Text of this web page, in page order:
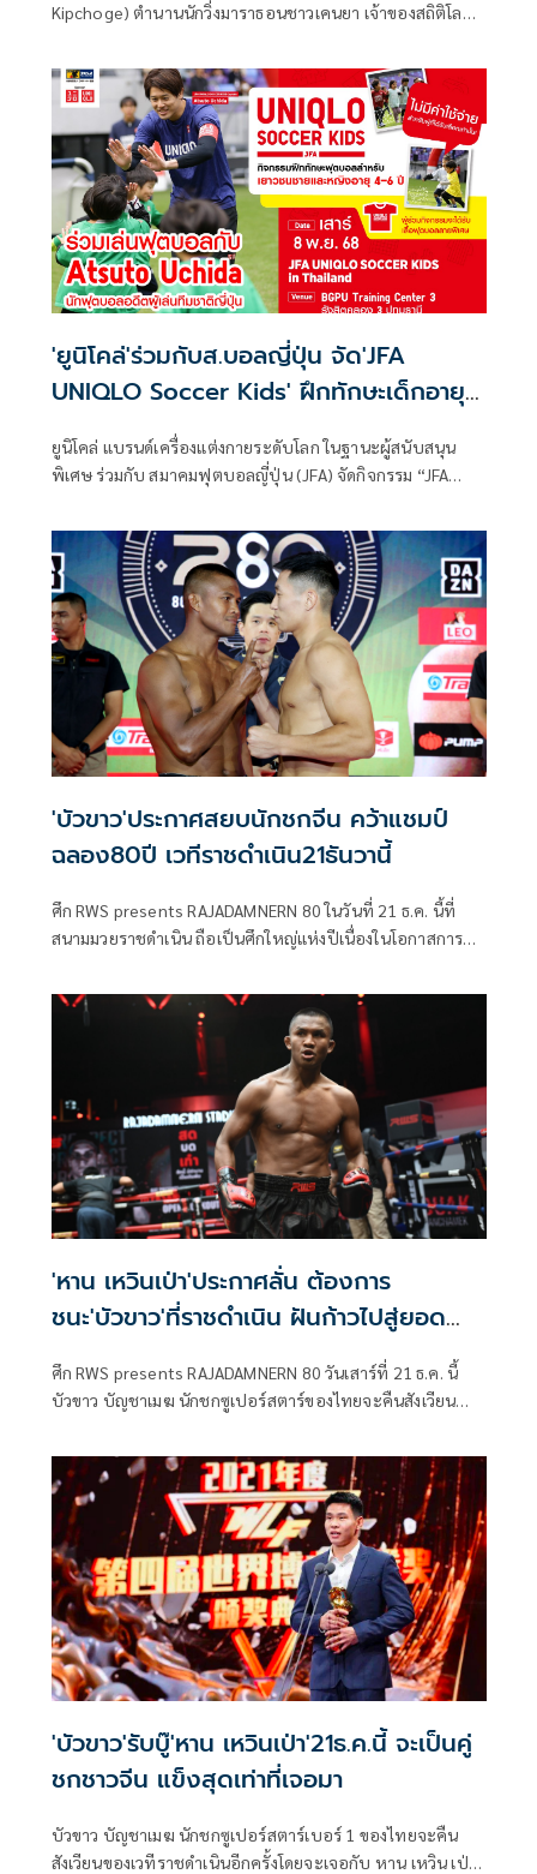
Kipchoge) ตำนานนักวิ่งมาราธอนชาวเคนยา เจ้าของสถิติโลก
มาราธอนในเมืองหลวง (World Capital Marathon Series)
ครั้งที่ ๘ ประจำปี ๒๕๖๘ รายการ “AMAZING THAILAND
MARATHON BANGKOK 2025 Presented by TOYOTA ชิงถ้วย
พระราชทานจากพระบาทสมเด็จพระเจ้าอยู่หัว และสมเด็จ
พระนางเจ้าฯ พระบรมราชินี Amazing Thailand Marathon
Bangkok 2025 โดยมี ร.อ.สมบัติ บัญชาเมฆ หรือ บัวขาว นัก
มวยระดับตำนานของไทย มาร่วมสร้างสีสัน
'ยูนิโคล่'ร่วมกับส.บอลญี่ปุ่น จัด'JFA
UNIQLO Soccer Kids' ฝึกทักษะเด็กอายุ
4-6ปีวันที่8พ.ย.นี้
ยูนิโคล่ แบรนด์เครื่องแต่งกายระดับโลก ในฐานะผู้สนับสนุน
พิเศษ ร่วมกับ สมาคมฟุตบอลญี่ปุ่น (JFA) จัดกิจกรรม “JFA
พฤศจิกายนนี้ โดยการจัดกิจกรรมครั้งนี้ถือเป็นครั้งที่ 5 ที่จัดขึ้น
นอกญี่ปุ่น ต่อจากสิงคโปร์ เยอรมนี เวียดนาม และฝรั่งเศส
'บัวขาว'ประกาศสยบนักชกจีน คว้าแชมป์
ฉลอง80ปี เวทีราชดำเนิน21ธันวานี้
ศึก RWS presents RAJADAMNERN 80 ในวันที่ 21 ธ.ค. นี้ที่
สนามมวยราชดำเนิน ถือเป็นศึกใหญ่แห่งปีเนื่องในโอกาสการ
จึงมีการรวบรวมเอานักชกระดับแนวหน้าของวงการมวยไทย
และต่างประเทศมาประจัญบานกันที่เวทีมวยราชดำเนินกัน
'หาน เหวินเป่า'ประกาศลั่น ต้องการ
ชนะ'บัวขาว'ที่ราชดำเนิน ฝันก้าวไปสู่ยอด
ศึก RWS presents RAJADAMNERN 80 วันเสาร์ที่ 21 ธ.ค. นี้
บัวขาว บัญชาเมฆ นักชกซูเปอร์สตาร์ของไทยจะคืนสังเวียน
ของจีน ซึ่งนักชกพันธุ์ดุจากแดนมังกรยอมรับว่า ก่อนหน้านี้
บัวขาว คือไอดอลของเขามาโดยตลอด ตั้งแต่สมัยที่เริ่มฝึกการ
ชกคิกบ็อกซิ่ง เพราะฉะนั้น ตนจึงรู้สึกดีใจเป็นอย่างมากที่จะได้
ชกกับนักชกที่เป็นฮีโร่ของตัวเอง ยอมรับว่ารู้สึกดีจริงๆที่จะได้
ชกกับบัวขาว และเชื่อว่าไฟต์นี้เป็นไฟต์ที่จะช่วยทำให้ตัวเขาได้
พัฒนาขึ้นจากเดิม ถือเป็นบททดสอบที่สำคัญมาก และอยาก
ขอบคุณสนามมวยราชดำเนินที่เชิญมาแข่งขันในรายการที่ยิ่ง
ใหญ่เช่นนี้
'บัวขาว'รับบู๊'หาน เหวินเป่า'21ธ.ค.นี้ จะเป็นคู่
ชกชาวจีน แข็งสุดเท่าที่เจอมา
บัวขาว บัญชาเมฆ นักชกซูเปอร์สตาร์เบอร์ 1 ของไทยจะคืน
สังเวียนของเวทีราชดำเนินอีกครั้งโดยจะเจอกับ หาน เหวิน เป่า